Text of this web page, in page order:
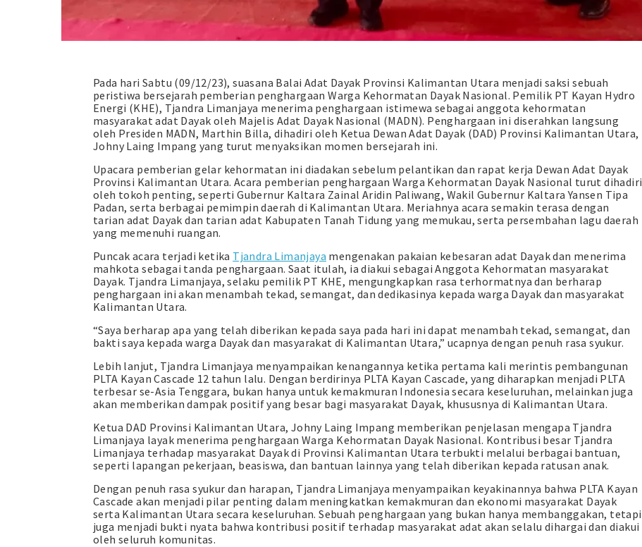
Pada hari Sabtu (09/12/23), suasana Balai Adat Dayak Provinsi Kalimantan Utara menjadi saksi sebuah
peristiwa bersejarah pemberian penghargaan Warga Kehormatan Dayak Nasional. Pemilik PT Kayan Hydro
Energi (KHE), Tjandra Limanjaya menerima penghargaan istimewa sebagai anggota kehormatan
masyarakat adat Dayak oleh Majelis Adat Dayak Nasional (MADN). Penghargaan ini diserahkan langsung
oleh Presiden MADN, Marthin Billa, dihadiri oleh Ketua Dewan Adat Dayak (DAD) Provinsi Kalimantan Utara,
Johny Laing Impang yang turut menyaksikan momen bersejarah ini.
Upacara pemberian gelar kehormatan ini diadakan sebelum pelantikan dan rapat kerja Dewan Adat Dayak
Provinsi Kalimantan Utara. Acara pemberian penghargaan Warga Kehormatan Dayak Nasional turut dihadiri
oleh tokoh penting, seperti Gubernur Kaltara Zainal Aridin Paliwang, Wakil Gubernur Kaltara Yansen Tipa
Padan, serta berbagai pemimpin daerah di Kalimantan Utara. Meriahnya acara semakin terasa dengan
tarian adat Dayak dan tarian adat Kabupaten Tanah Tidung yang memukau, serta persembahan lagu daerah
yang memenuhi ruangan.
Puncak acara terjadi ketika Tjandra Limanjaya mengenakan pakaian kebesaran adat Dayak dan menerima
mahkota sebagai tanda penghargaan. Saat itulah, ia diakui sebagai Anggota Kehormatan masyarakat
Dayak. Tjandra Limanjaya, selaku pemilik PT KHE, mengungkapkan rasa terhormatnya dan berharap
penghargaan ini akan menambah tekad, semangat, dan dedikasinya kepada warga Dayak dan masyarakat
Kalimantan Utara.
“Saya berharap apa yang telah diberikan kepada saya pada hari ini dapat menambah tekad, semangat, dan
bakti saya kepada warga Dayak dan masyarakat di Kalimantan Utara,” ucapnya dengan penuh rasa syukur.
Lebih lanjut, Tjandra Limanjaya menyampaikan kenangannya ketika pertama kali merintis pembangunan
PLTA Kayan Cascade 12 tahun lalu. Dengan berdirinya PLTA Kayan Cascade, yang diharapkan menjadi PLTA
terbesar se-Asia Tenggara, bukan hanya untuk kemakmuran Indonesia secara keseluruhan, melainkan juga
akan memberikan dampak positif yang besar bagi masyarakat Dayak, khususnya di Kalimantan Utara.
Ketua DAD Provinsi Kalimantan Utara, Johny Laing Impang memberikan penjelasan mengapa Tjandra
Limanjaya layak menerima penghargaan Warga Kehormatan Dayak Nasional. Kontribusi besar Tjandra
Limanjaya terhadap masyarakat Dayak di Provinsi Kalimantan Utara terbukti melalui berbagai bantuan,
seperti lapangan pekerjaan, beasiswa, dan bantuan lainnya yang telah diberikan kepada ratusan anak.
Dengan penuh rasa syukur dan harapan, Tjandra Limanjaya menyampaikan keyakinannya bahwa PLTA Kayan
Cascade akan menjadi pilar penting dalam meningkatkan kemakmuran dan ekonomi masyarakat Dayak
serta Kalimantan Utara secara keseluruhan. Sebuah penghargaan yang bukan hanya membanggakan, tetapi
juga menjadi bukti nyata bahwa kontribusi positif terhadap masyarakat adat akan selalu dihargai dan diakui
oleh seluruh komunitas.